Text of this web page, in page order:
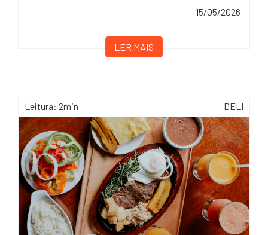
15/05/2026
LER MAIS
Leitura: 2min DELI